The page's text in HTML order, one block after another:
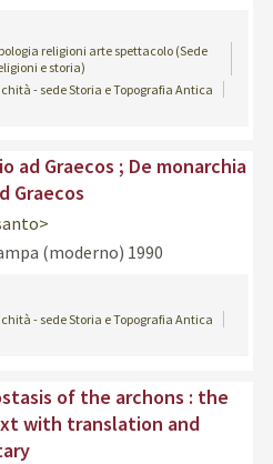
religioni arte spettacolo (Sede
e storia)
- sede Storia e Topografia Antica
ad Graecos ; De monarchia
Graecos
(moderno) 1990
- sede Storia e Topografia Antica
of the archons : the
with translation and